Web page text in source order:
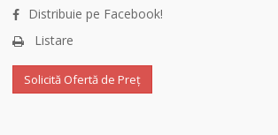
Distribuie pe Facebook!
Listare
Solicită Ofertă de Preț